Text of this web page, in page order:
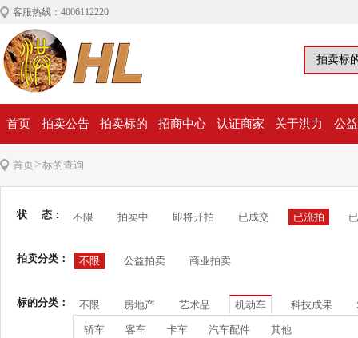
客服热线：4006112220
首页 拍卖公告 拍卖标的 招商中心 认证商家 关于洪力 公
首页>标的查询
状 态： 不限 拍卖中 即将开拍 已成交 已流拍
拍卖分类： 不限 公益拍卖 商业拍卖
标的分类： 不限 房地产 艺术品 机动车 科技成果
轿车 客车 卡车 汽车配件 其他